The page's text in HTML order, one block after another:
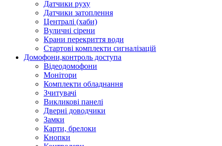
Датчики руху
Датчики затоплення
Централі (хаби)
Вуличні сірени
Крани перекриття води
Стартові комплекти сигналізацій
Домофони,контроль доступа
Відеодомофони
Монітори
Комплекти обладнання
Зчитувачі
Викликові панелі
Дверні доводчики
Замки
Карти, брелоки
Кнопки